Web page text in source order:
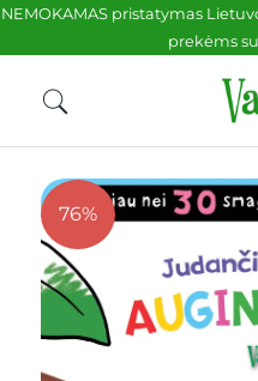
NEMOKAMAS pristatymas
prekėms
76%